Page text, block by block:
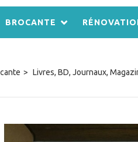
BROCANTE
> Livres, BD, Journaux,